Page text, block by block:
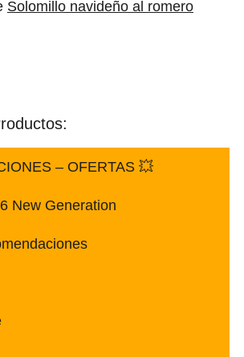
Solomillo navideño al romero
– OFERTAS 💥
New Generation